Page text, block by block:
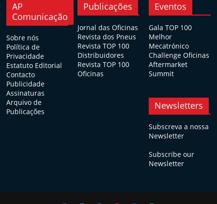
AP
Comunicação
Sobre nós
Política de
Privacidade
Estatuto Editorial
Contacto
Publicidade
Assinaturas
Arquivo de
Publicações
Publicações
Jornal das Oficinas
Revista dos Pneus
Revista TOP 100
Distribuidores
Revista TOP 100
Oficinas
Eventos
Gala TOP 100
Melhor
Mecatrónico
Challenge Oficinas
Aftermarket
Summit
Newsletters
Subscreva a nossa
Newsletter
Subscribe our
Newsletter